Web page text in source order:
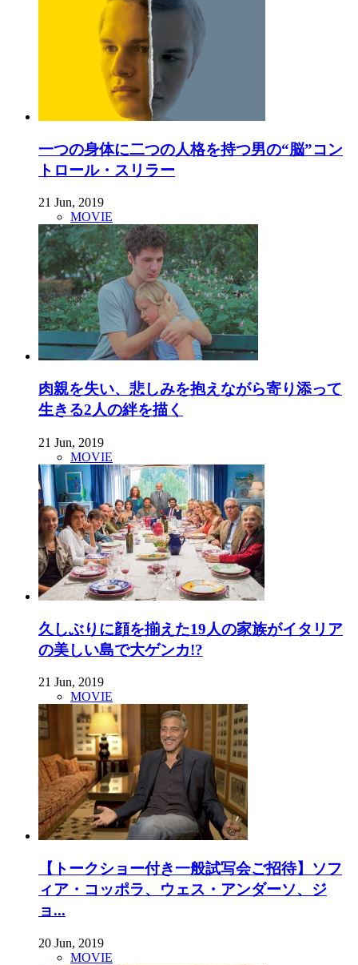
一つの身体に二つの人格を持つ男の“脳”コン
トロール・スリラー
21 Jun, 2019
MOVIE
肉親を失い、悲しみを抱えながら寄り添って
生きる2人の絆を描く
21 Jun, 2019
MOVIE
久しぶりに顔を揃えた19人の家族がイタリア
の美しい島で大ゲンカ!?
21 Jun, 2019
MOVIE
【トークショー付き一般試写会ご招待】ソフ
ィア・コッポラ、ウェス・アンダーソ、ジ
ョ...
20 Jun, 2019
MOVIE